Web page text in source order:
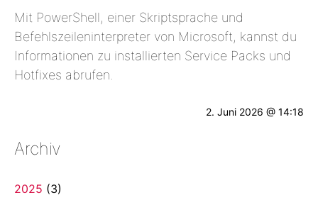
Mit PowerShell, einer Skriptsprache und
Befehlszeileninterpreter von Microsoft, kannst du
Informationen zu installierten Service Packs und
Hotfixes abrufen.
2. Juni 2026 @ 14:18
Archiv
2025 (3)